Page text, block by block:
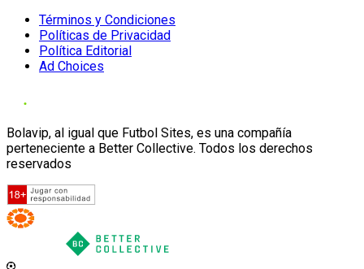
Términos y Condiciones
Políticas de Privacidad
Política Editorial
Ad Choices
Bolavip, al igual que Futbol Sites, es una compañía
perteneciente a Better Collective. Todos los derechos
reservados